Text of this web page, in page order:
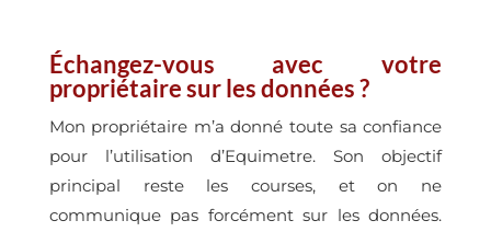
Échangez-vous avec votre
propriétaire sur les données ?
Mon propriétaire m’a donné toute sa confiance
pour l’utilisation d’Equimetre. Son objectif
principal reste les courses, et on ne
communique pas forcément sur les données.